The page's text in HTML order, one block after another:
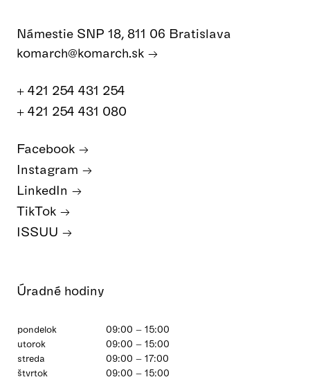
Úradné hodiny
pondelok
09:00 – 15:00
utorok
09:00 – 15:00
streda
09:00 – 17:00
štvrtok
09:00 – 15:00
Námestie SNP 18, 811 06 Bratislava
komarch@komarch.sk
+ 421 254 431 254
+ 421 254 431 080
Facebook
Instagram
LinkedIn
TikTok
ISSUU